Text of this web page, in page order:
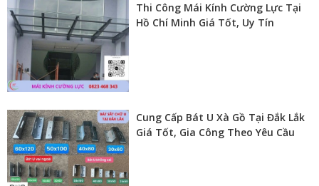
Thi Công Mái Kính Cường Lực Tại
Hồ Chí Minh Giá Tốt, Uy Tín
Cung Cấp Bát U Xà Gồ Tại Đắk Lắk
Giá Tốt, Gia Công Theo Yêu Cầu